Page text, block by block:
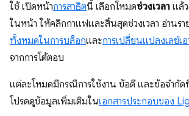
ใช้ เปิดหน้าการสาธิตนี้ เลือกโหมดช่วงเวลา แล้
ในหน้า ให้คลิกกาแฟและสิ้นสุดช่วงเวลา อ่านรา
ทั้งหมดในการบล็อกและการเปลี่ยนแปลงเลย์เ
จากการโต้ตอบ
แต่ละโหมดมีกรณีการใช้งาน ข้อดี และข้อจำกั
โปรดดูข้อมูลเพิ่มเติมในเอกสารประกอบของ